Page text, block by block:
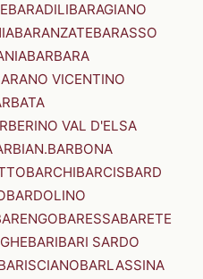
BARADILIBARAGIANO
BARANZATEBARASSO
BARBARA
VICENTINO
VAL D'ELSA
BARBONA
BARCHIBARCISBARD
BARDOLINO
BARESSABARETE
BARIBARI SARDO
BARLASSINA